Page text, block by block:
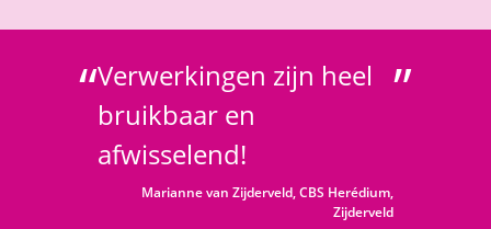
“Verwerkingen zijn heel
bruikbaar en
afwisselend!
Marianne van Zijderveld, CBS Herédium,
Zijderveld
”